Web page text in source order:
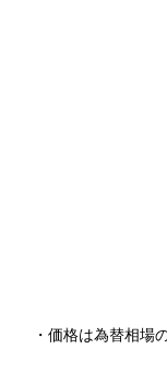
・価格は為替相場